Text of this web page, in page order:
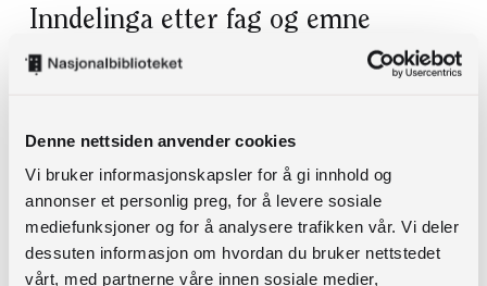
Denne nettsiden anvender cookies
Vi bruker informasjonskapsler for å gi innhold og
annonser et personlig preg, for å levere sosiale
mediefunksjoner og for å analysere trafikken vår. Vi deler
dessuten informasjon om hvordan du bruker nettstedet
vårt, med partnerne våre innen sosiale medier,
Inndelinga etter fag og emne
Dewey er eit fagleg skjema der hierarkia er bygd
videoen nedanfor lærer du litt om fag og emne,
og løysingar Dewey har når dokumenta me skal
klassifisera ikkje heilt passar inn i dette
mønsteret. For det skjer stadig vekk, sidan det
finst ulike måtar å skru saman fag og emne på.